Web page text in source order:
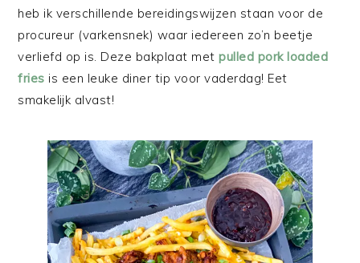
heb ik verschillende bereidingswijzen staan voor de
procureur (varkensnek) waar iedereen zo’n beetje
verliefd op is. Deze bakplaat metpulled pork loaded
fries is een leuke diner tip voor vaderdag! Eet
smakelijk alvast!